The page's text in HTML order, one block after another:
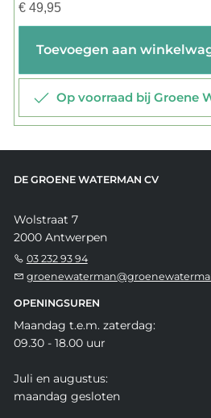
€49,95
Toevoegen aan
Op voorraad bij Groene
DE GROENE WATERMAN CV
Wolstraat 7
2000 Antwerpen
03 232 93 94
OPENINGSUREN
Maandag t.e.m. zaterdag:
09.30 - 18.00 uur
Juli en augustus:
maandag gesloten